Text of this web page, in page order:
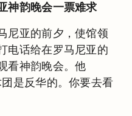
神韵晚会一票难求
尼亚的前夕，使馆领
电话给在罗马尼亚的
看神韵晚会。他
是反华的。你要去看